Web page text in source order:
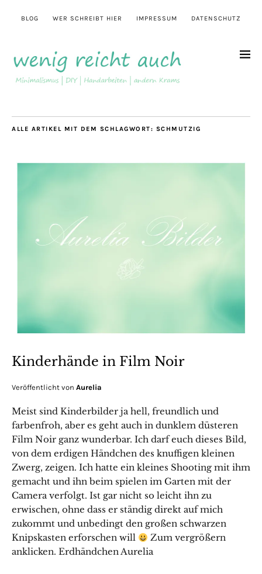
BLOG WER SCHREIBT HIER IMPRESSUM DATENSCHUTZ
ALLE ARTIKEL MIT DEM SCHLAGWORT: SCHMUTZIG
Kinderhände in Film Noir
Veröffentlicht von Aurelia
Meist sind Kinderbilder ja hell, freundlich und
farbenfroh, aber es geht auch in dunklem düsteren
Film Noir ganz wunderbar. Ich darf euch dieses Bild,
von dem erdigen Händchen des knuffigen kleinen
Zwerg, zeigen. Ich hatte ein kleines Shooting mit ihm
gemacht und ihn beim spielen im Garten mit der
Camera verfolgt. Ist gar nicht so leicht ihn zu
erwischen, ohne dass er ständig direkt auf mich
zukommt und unbedingt den großen schwarzen
Knipskasten erforschen will
Zum vergrößern
anklicken. Erdhändchen Aurelia